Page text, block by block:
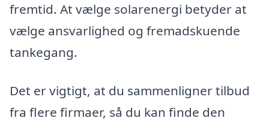
fremtid. At vælge solarenergi betyder at
vælge ansvarlighed og fremadskuende
tankegang.
Det er vigtigt, at du sammenligner tilbud
fra flere firmaer, så du kan finde den